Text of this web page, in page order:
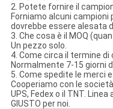
2. Potete fornire il
Forniamo alcuni
dovrebbe essere alesata
3. Che cosa è il MOQ
Un pezzo solo.
4. Come circa il termine di
Normalmente 7-15 giorni
5. Come spedite le merci
Cooperiamo con le
UPS, Fedex o il TNT.
GIUSTO per noi.